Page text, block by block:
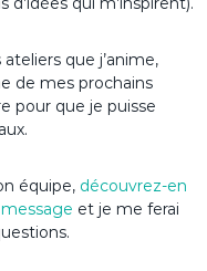
que j’anime,
de mes prochains
pour que je puisse
équipe, découvrez-en
et je me ferai